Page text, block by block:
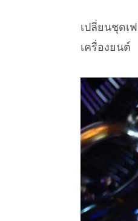
เปลี่ยนชุดเ
เครื่องยนต์